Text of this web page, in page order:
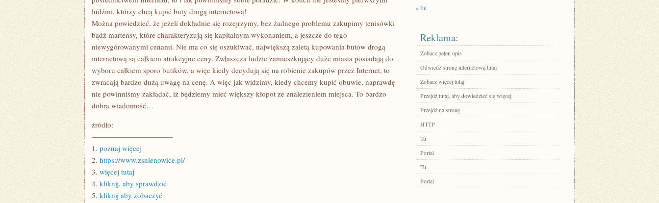
ludźmi, którzy chcą kupić buty drogą internetową!
Można powiedzieć, że jeżeli dokładnie się rozejrzymy, bez żadnego problemu zakupimy tenisówki
bądź martensy, które charakteryzują się kapitalnym wykonaniem, a jeszcze do tego
niewygórowanymi cenami. Nie ma co się oszukiwać, największą zaletą kupowania butów drogą
internetową są całkiem atrakcyjne ceny. Zwłaszcza ludzie zamieszkujący duże miasta posiadają do
wyboru całkiem sporo butików, a więc kiedy decydują się na robienie zakupów przez Internet, to
zwracają bardzo dużą uwagę na cenę. A więc jak widzimy, kiedy chcemy kupić obuwie, naprawdę
nie powinniśmy zakładać, iż będziemy mieć większy kłopot ze znalezieniem miejsca. To bardzo
dobra wiadomość…
źródło:
———————————
1. poznaj więcej
2. https://www.zsnienowice.pl/
3. więcej tutaj
4. kliknij, aby sprawdzić
5. kliknij aby zobaczyć
« Jul
Reklama:
Zobacz pełen opis
Odwiedź stronę internetową tutaj
Zobacz więcej tutaj
Przejdź tutaj, aby dowiedzieć się więcej
Przejdź na stronę
HTTP
Tu
Portal
Tu
Portal